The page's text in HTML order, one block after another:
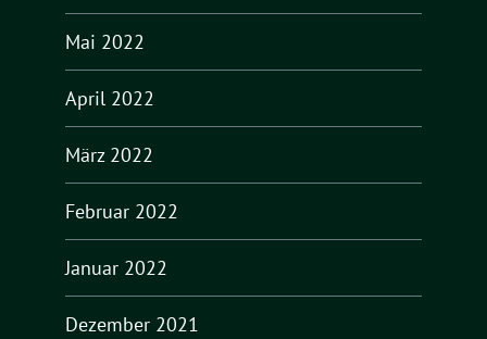
Mai 2022
April 2022
März 2022
Februar 2022
Januar 2022
Dezember 2021